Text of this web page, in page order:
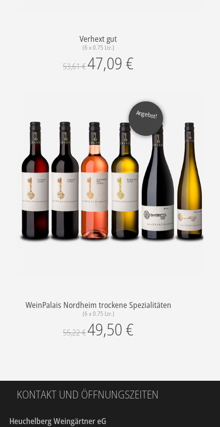
Verhext gut
(6 x 0.75 Ltr.)
53,61€47,09 €
WeinPalais Nordheim trockene Spezialitäten
(6 x 0.75 Ltr.)
55,22€49,50 €
Angebot!
KONTAKT UND ÖFFNUNGSZEITEN
Heuchelberg Weingärtner eG